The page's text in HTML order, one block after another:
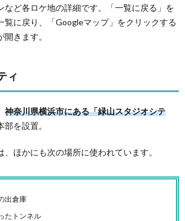
など各ロケ地の詳細です。「一覧に戻る」を
覧に戻り、「Googleマップ」をクリックする
きます。
ィ
神奈川県横浜市にある「緑山スタジオシテ
を設置。
ほかにも次の場所に使われています。
出倉庫
たトンネル